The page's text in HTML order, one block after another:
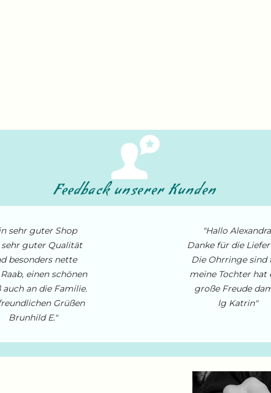
Feedback unserer Kunden
sehr guter Shop
guter Qualität
besonders nette
einen schönen
auch an die Familie.
Grüßen
Brunhild E."
"Hallo
Danke für die
Die Ohrringe sind
meine Tochter hat
große Freude
lg Katrin"